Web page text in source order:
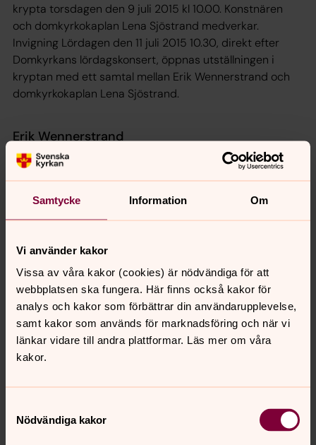
Samtycke Information Om
Vi använder kakor
Vissa av våra kakor (cookies) är nödvändiga för att
webbplatsen ska fungera. Här finns också kakor för
analys och kakor som förbättrar din användarupplevelse,
samt kakor som används för marknadsföring och när vi
länkar vidare till andra plattformar. Läs mer om våra
kakor.
Nödvändiga kakor
krypta torsdagen den 9 juli 2015 kl 10.00. Konstnären
och domkyrkokaplan Lena Sjöstrand medverkar.
Invigning Lördagen den 11 juli 2015 10.30, direkt efter
Domkyrkans lördagskonsert, öppnas utställningen i
kryptan med ett samtal mellan Erik Wennerstrand och
domkyrkokaplan Lena Sjöstrand.
Erik Wennerstrand
Erik Wennerstrand är född 1963 och bosatt i Stockholm
där han också gått på Konsthögskolan. Han har ställt ut
domkyrka och Hanaholmens kulturcentrum. Erik
Wennerstrand har bidragit med offentlig konstnärlig
Sabbatsbergs sjukhus och i Hässleholms kommun.
Mer information
Lena Sjöstrand har lämnat sin tjänst som
domkyrkokaplan och församlingsherde. Hon arbetar nu
med teologi, konst och arkitektur i domkyrkans
mejl: lena.sjostrand@svenskakyrkan.se